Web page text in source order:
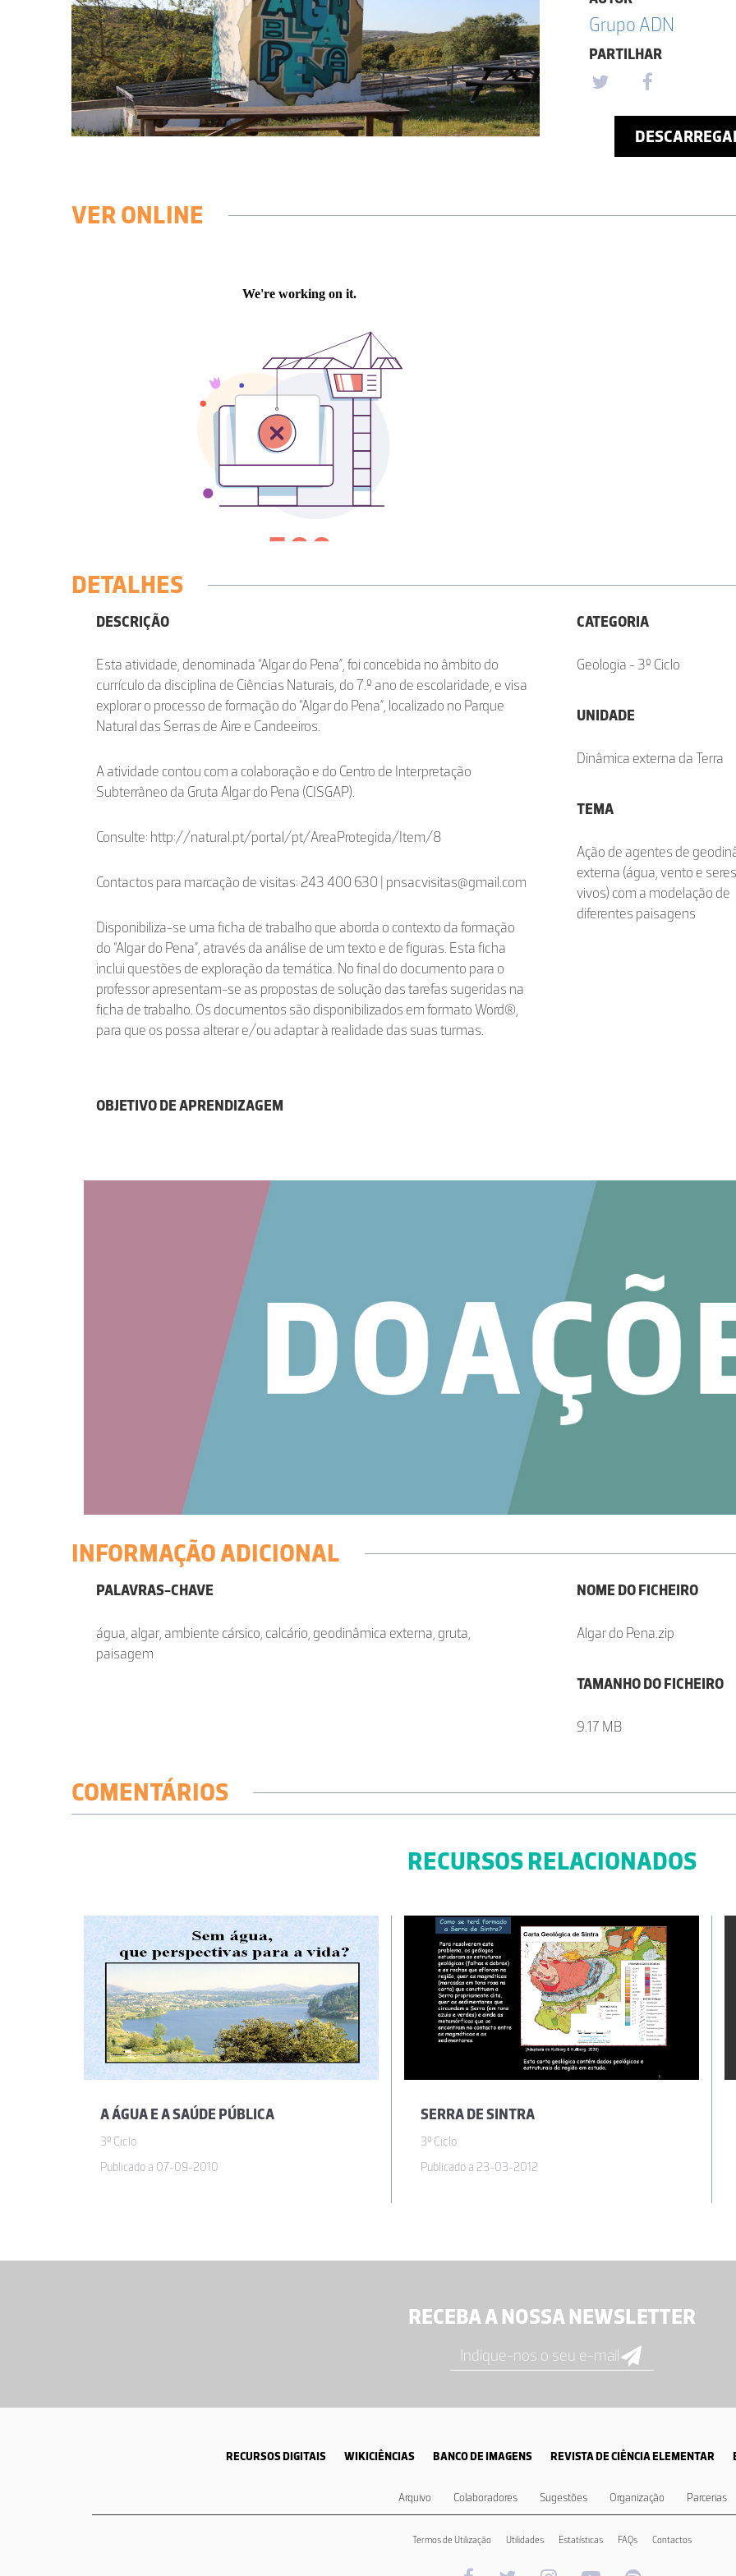
Grupo ADN
PARTILHAR
VER ONLINE
DETALHES
DESCRIÇÃO
Esta atividade, denominada “Algar do Pena”, foi concebida no âmbito do
currículo da disciplina de Ciências Naturais, do 7.º ano de escolaridade, e visa
explorar o processo de formação do “Algar do Pena”, localizado no Parque
Natural das Serras de Aire e Candeeiros.
A atividade contou com a colaboração e do Centro de Interpretação
Subterrâneo da Gruta Algar do Pena (CISGAP).
Consulte: http://natural.pt/portal/pt/AreaProtegida/Item/8
Contactos para marcação de visitas: 243 400 630 | pnsacvisitas@gmail.com
Disponibiliza-se uma ficha de trabalho que aborda o contexto da formação
do “Algar do Pena”, através da análise de um texto e de figuras. Esta ficha
inclui questões de exploração da temática. No final do documento para o
professor apresentam-se as propostas de solução das tarefas sugeridas na
ficha de trabalho. Os documentos são disponibilizados em formato Word®,
para que os possa alterar e/ou adaptar à realidade das suas turmas.
OBJETIVO DE APRENDIZAGEM
CATEGORIA
Geologia - 3º Ciclo
UNIDADE
Dinâmica externa da Terra
TEMA
Ação de agentes de
externa (água, vento e seres
vivos) com a modelação de
diferentes paisagens
INFORMAÇÃO ADICIONAL
PALAVRAS-CHAVE
água, algar, ambiente cársico, calcário, geodinâmica externa, gruta,
paisagem
NOME DO FICHEIRO
Algar do Pena.zip
TAMANHO DO FICHEIRO
9.17 MB
COMENTÁRIOS
RECURSOS RELACIONADOS
A ÁGUA E A SAÚDE PÚBLICA
3º Ciclo
Publicado a 07-09-2010
SERRA DE SINTRA
3º Ciclo
Publicado a 23-03-2012
RECEBA A NOSSA NEWSLETTER
RECURSOS DIGITAIS WIKICIÊNCIAS BANCO DE IMAGENS REVISTA DE CIÊNCIA ELEMENTAR
Arquivo Colaboradores Sugestões Organização Parcerias
Termos de Utilização Utilidades Estatísticas FAQs Contactos